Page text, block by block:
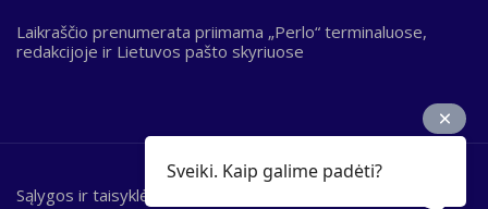
Laikraščio prenumerata priimama „Perlo“ terminaluose,
redakcijoje ir Lietuvos pašto skyriuose
Bottom
Sąlygos ir taisyklės
Sveiki. Kaip galime padėti?